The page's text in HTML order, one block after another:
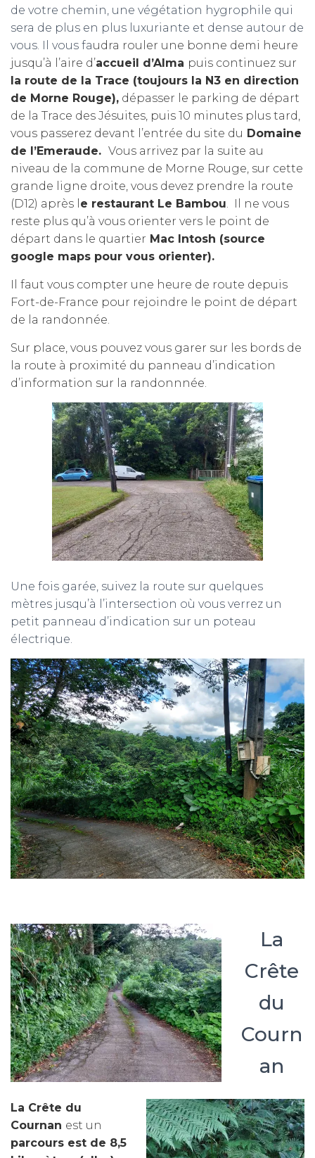
de votre chemin, une végétation hygrophile qui
sera de plus en plus luxuriante et dense autour de
vous. Il vous faudra rouler une bonne demi heure
jusqu’à l’aire d’accueil d’Alma puis continuez su r
la route de la Trace (toujours la N3 en direction
de Morne Rouge), dépasser le parking de départ
de la Trace des Jésuites, puis 10 minutes plus tard,
vous passerez devant l’entrée du site du Domaine
de l’Emeraude. Vous arrivez par la suite au
niveau de la commune de Morne Rouge, sur cette
grande ligne droite, vous devez prendre la route
(D12) après e restaurant Le Bambou . Il ne vous
reste plus qu’à vous orienter vers le point de
départ dans le quartier Mac Intosh (source
google maps pour vous orienter).
Il faut vous compter une heure de route depuis
Fort-de-France pour rejoindre le point de départ
de la randonnée.
Sur place, vous pouvez vous garer sur les bords de
la route à proximité du panneau d’indication
d’information sur la randonnnée.
Une fois garée, suivez la route sur quelques
mètres jusqu’à l’intersection où vous verrez un
petit panneau d’indication sur un poteau
électrique.
La
Crête
du
Courn
an
La Crête du
Cournan est un
parcours est de 8,5